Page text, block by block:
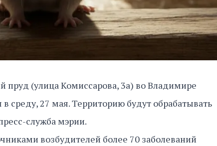
пруд (улица Комиссарова, 3а) во Владимире
среду, 27 мая. Территорию будут обрабатывать
служба мэрии.
возбудителей более 70 заболеваний